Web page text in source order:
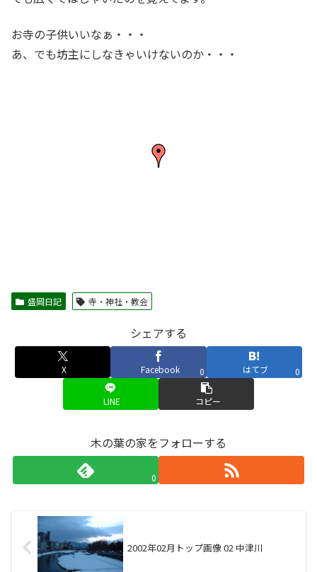
お寺の子供いいなぁ・・・
あ、でも坊主にしなきゃいけないのか・・・
盛岡日記 寺・神社・教会
シェアする
X Facebook 0 はてブ 0
LINE コピー
木の葉の家をフォローする
0
2002年02月トップ画像 02 中津川